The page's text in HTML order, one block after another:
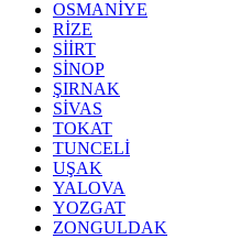
OSMANİYE
RİZE
SİİRT
SİNOP
ŞIRNAK
SİVAS
TOKAT
TUNCELİ
UŞAK
YALOVA
YOZGAT
ZONGULDAK